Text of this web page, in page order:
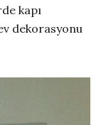
kapı
dekorasyonu